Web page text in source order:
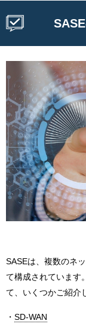
SASEは、複数のネ
て構成されています
て、いくつかご紹介
・ SD-WAN